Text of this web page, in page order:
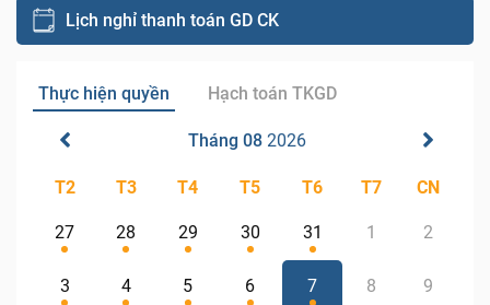
Lịch nghỉ thanh toán GD CK
Thực hiện quyền Hạch toán TKGD
Tháng 08 2026
T2 T3 T4 T5 T6 T7 CN
27 28 29 30 31 1 2
3 4 5 6 7 8 9